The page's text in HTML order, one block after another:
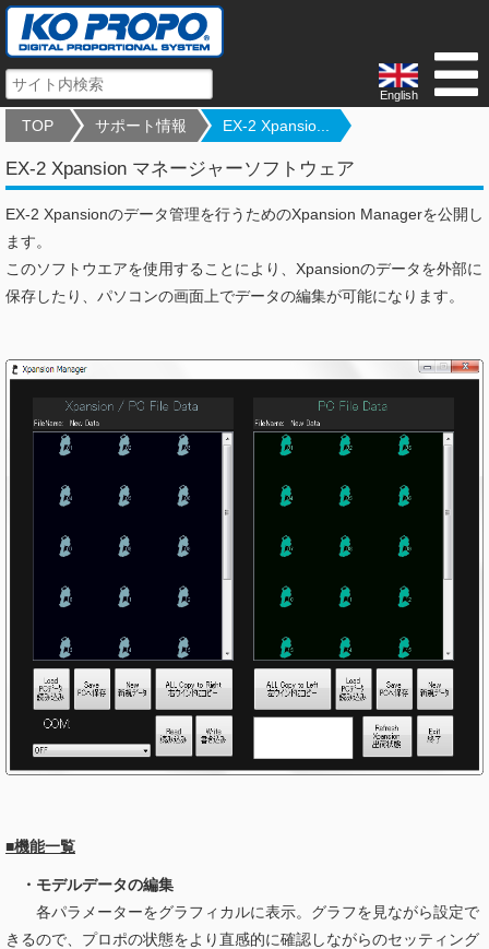
English
TOP サポート情報 EX-2 Xpansio...
EX-2 Xpansion マネージャーソフトウェア
EX-2 Xpansionのデータ管理を行うためのXpansion Managerを公開し
ます。
このソフトウエアを使用することにより、Xpansionのデータを外部に
保存したり、パソコンの画面上でデータの編集が可能になります。
■機能一覧
・モデルデータの編集
各パラメーターをグラフィカルに表示。グラフを見ながら設定で
きるので、プロポの状態をより直感的に確認しながらのセッティング